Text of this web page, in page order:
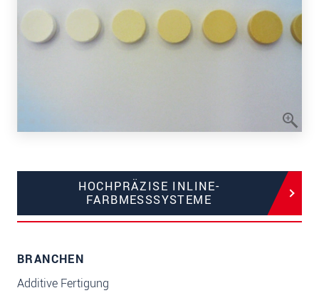
HOCHPRÄZISE INLINE-
FARBMESSSYSTEME
BRANCHEN
Additive Fertigung